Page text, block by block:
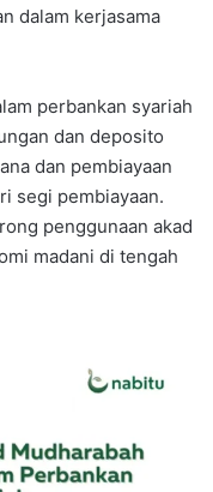
dalam kerjasama
perbankan syariah
dan deposito
dan pembiayaan
segi pembiayaan.
penggunaan akad
madani di tengah